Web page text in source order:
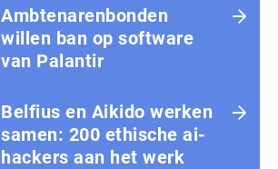
Amb­te­na­ren­bon­den
willen ban op software
van Palantir
Belfius en Aikido werken
samen: 200 ethische ai-
hackers aan het werk